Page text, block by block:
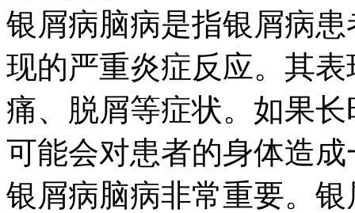
银屑病脑病是指银屑病
现的严重炎症反应。其
痛、脱屑等症状。如果
可能会对患者的身体造
银屑病脑病非常重要。